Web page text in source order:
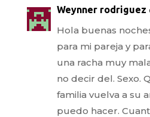
Weynner rodriguez
Hola buenas
para mi pareja y
una racha muy
no decir del. Sexo.
familia vuelva a su
puedo hacer.